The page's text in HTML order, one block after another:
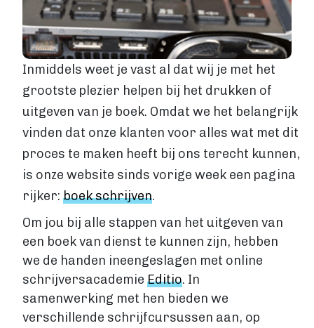
ALGEMEEN
Boek uitgeven
ISBN aanvragen
Boek distributie
VIA BOEKHANDELS
Boek uitgeven via Bol.com
Boek uitgeven via Centraal Boekhuis
Boek uitgeven via Managementboek.nl
Stappenplan
VIA BOEKENBESTELLEN.NL
Boek uitgeven via eigen website
E-BOOK UITGEVEN
Boek uitgeven als e-book
Wat is een e-book?
E-book opmaken
E-book verkopen
Inmiddels weet je vast al dat wij je met het
grootste plezier helpen bij het drukken of
uitgeven van je boek. Omdat we het belangrijk
vinden dat onze klanten voor alles wat met dit
proces te maken heeft bij ons terecht kunnen,
is onze website sinds vorige week een pagina
rijker: boek schrijven.
Om jou bij alle stappen van het uitgeven van
een boek van dienst te kunnen zijn, hebben
we de handen ineengeslagen met online
schrijversacademie Editio. In
samenwerking met hen bieden we
verschillende schrijfcursussen aan, op